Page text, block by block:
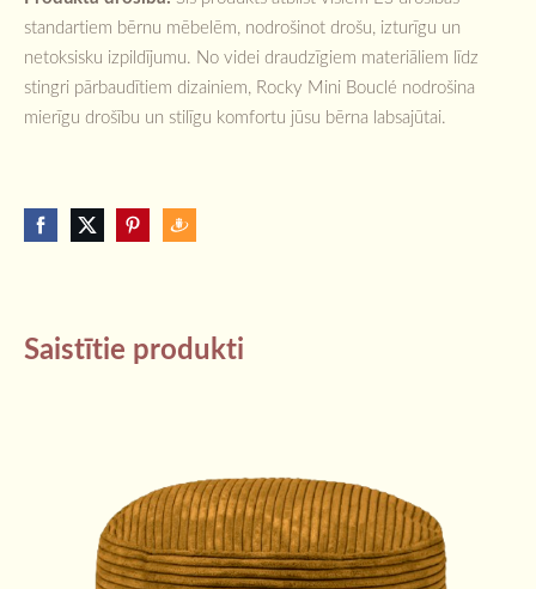
standartiem bērnu mēbelēm, nodrošinot drošu, izturīgu un
netoksisku izpildījumu. No videi draudzīgiem materiāliem līdz
stingri pārbaudītiem dizainiem, Rocky Mini Bouclé nodrošina
mierīgu drošību un stilīgu komfortu jūsu bērna labsajūtai.
Saistītie produkti